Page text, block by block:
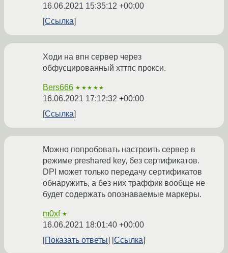
16.06.2021 15:35:12 +00:00
Ссылка
Ходи на впн сервер через
обфусцированный хттпс прокси.
Bers666 ★★★★★
16.06.2021 17:12:32 +00:00
Ссылка
Можно попробовать настроить сервер в
режиме preshared key, без сертификатов.
DPI может только передачу сертификатов
обнаружить, а без них траффик вообще не
будет содержать опознаваемые маркеры.
m0xf ★
16.06.2021 18:01:40 +00:00
Показать ответы
Ссылка